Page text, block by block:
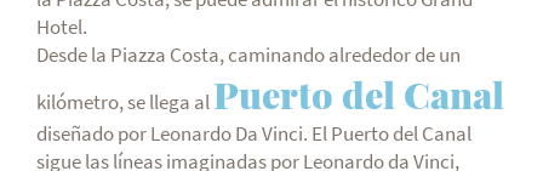
Hotel.
Desde la Piazza Costa, caminando alrededor de un
kilómetro, se llega alPuerto del Canal
diseñado por Leonardo Da Vinci. El Puerto del Canal
sigue las líneas imaginadas por Leonardo da Vinci,